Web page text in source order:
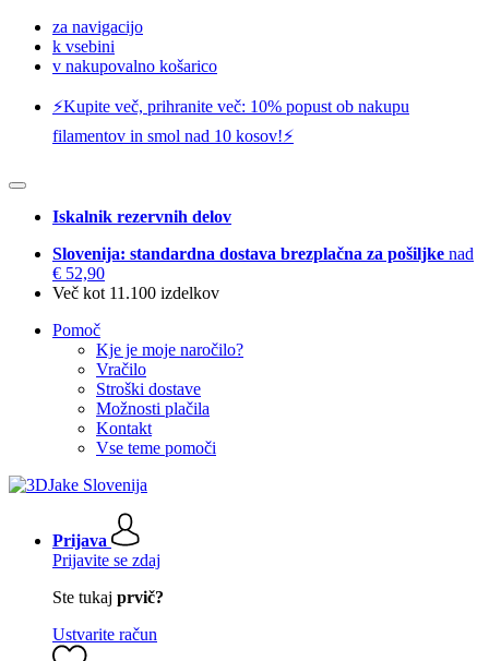
za navigacijo
k vsebini
v nakupovalno košarico
⚡️Kupite več, prihranite več: 10% popust ob nakupu
filamentov in smol nad 10 kosov!⚡️
Iskalnik rezervnih delov
Slovenija: standardna dostava brezplačna za pošiljke nad
€ 52,90
Več kot 11.100 izdelkov
Pomoč
Kje je moje naročilo?
Vračilo
Stroški dostave
Možnosti plačila
Kontakt
Vse teme pomoči
Prijava
Prijavite se zdaj
Ste tukaj prvič?
Ustvarite račun